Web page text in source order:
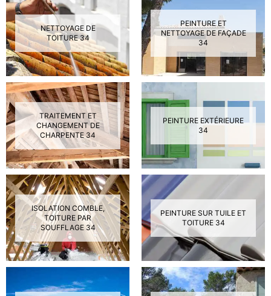
NETTOYAGE DE
TOITURE 34
PEINTURE ET
NETTOYAGE DE FAÇADE
34
TRAITEMENT ET
CHANGEMENT DE
CHARPENTE 34
PEINTURE EXTÉRIEURE
34
ISOLATION COMBLE,
TOITURE PAR
SOUFFLAGE 34
PEINTURE SUR TUILE ET
TOITURE 34